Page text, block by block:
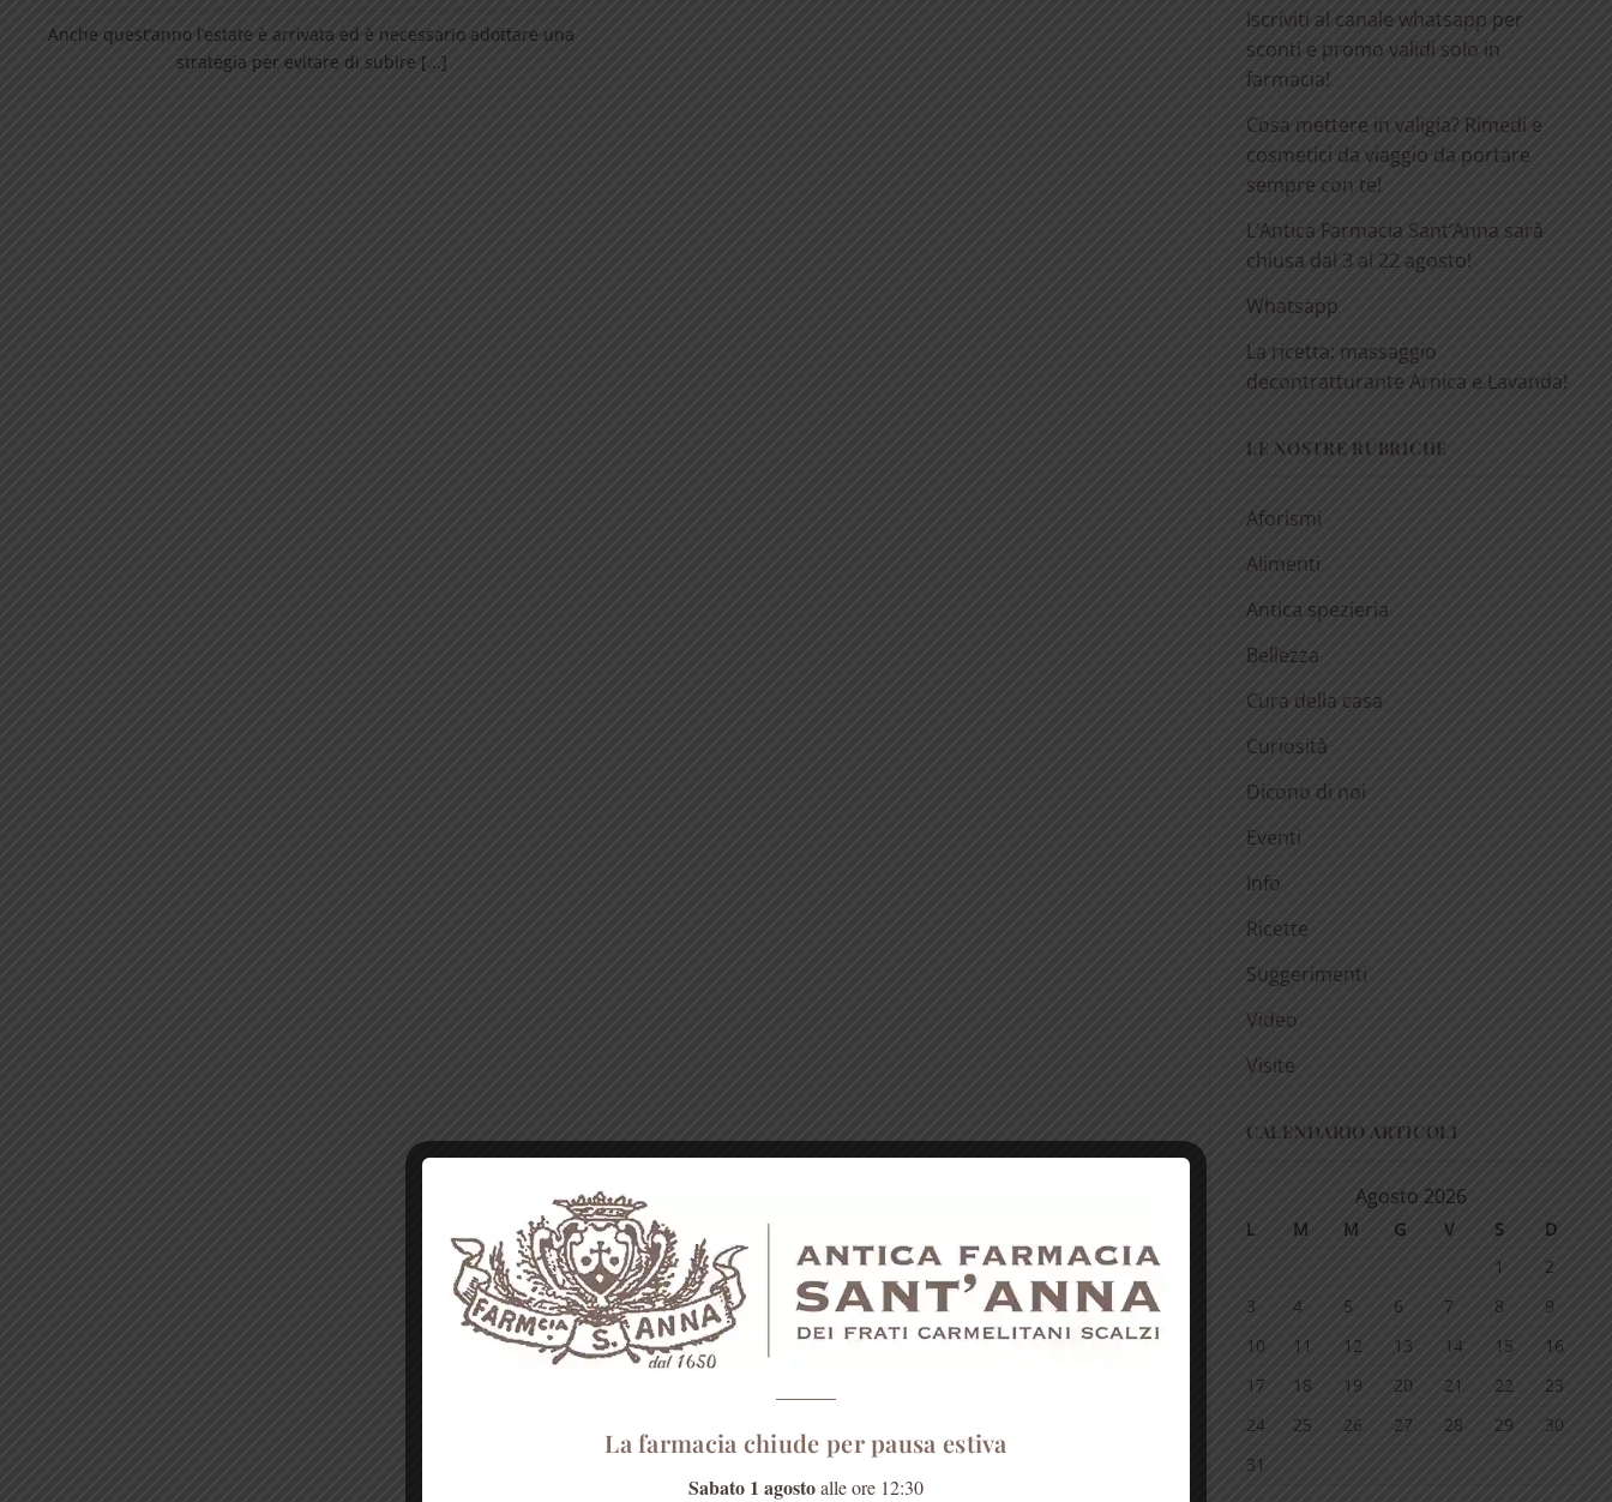
Anche quest’anno l’estate è arrivata ed è necessario adottare una
strategia per evitare di subire [...]
Iscriviti al canale whatsapp per
sconti e promo validi solo in
farmacia!
Cosa mettere in valigia? Rimedi e
cosmetici da viaggio da portare
sempre con te!
L’Antica Farmacia Sant’Anna sarà
chiusa dal 3 al 22 agosto!
Whatsapp
La ricetta: massaggio
decontratturante Arnica e Lavanda!
LE NOSTRE RUBRICHE
Aforismi
Alimenti
Antica spezieria
Bellezza
Cura della casa
Curiosità
Dicono di noi
Eventi
Info
Ricette
Suggerimenti
Video
Visite
CALENDARIO ARTICOLI
Agosto 2026
L M M G V S
D
1
2
3
4 5 6 7 8
9
10
11 12 13 14 15
16
17
18 19 20 21 22
23
24
25 26 27 28 29
30
31
La farmacia chiude per pausa estiva
Sabato 1 agostoalle ore 12:30